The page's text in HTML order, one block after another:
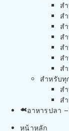
ส
ส
ส
ส
ส
ส
ส
สำหรับ
ส
ส
อาหารปลา
หน้าหลัก